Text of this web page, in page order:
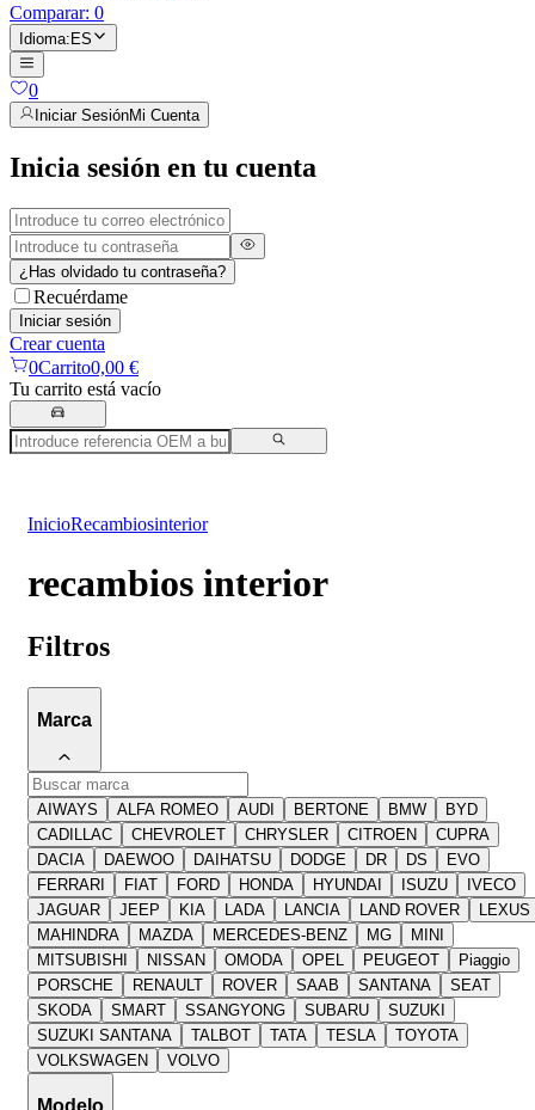
Comparar: 0
Idioma:ES
0
Iniciar SesiónMi Cuenta
Inicia sesión en tu cuenta
¿Has olvidado tu contraseña?
Recuérdame
Iniciar sesión
Crear cuenta
0Carrito0,00 €
Tu carrito está vacío
InicioRecambiosinterior
recambios interior
Filtros
Marca
AIWAYS ALFA ROMEO AUDI BERTONE BMW
BYD
CADILLAC
CHEVROLET CHRYSLER CITROEN
CUPRA
DACIA
DAEWOO DAIHATSU DODGE DR DS
EVO
FERRARI
FIAT FORD HONDA HYUNDAI ISUZU
IVECO
JAGUAR
JEEP KIA LADA LANCIA LAND ROVER
LEXUS
MAHINDRA
MAZDA MERCEDES-BENZ MG
MINI
MITSUBISHI
NISSAN OMODA OPEL PEUGEOT
Piaggio
PORSCHE
RENAULT ROVER SAAB SANTANA
SEAT
SKODA
SMART SSANGYONG SUBARU
SUZUKI
SUZUKI SANTANA
TALBOT TATA TESLA
TOYOTA
VOLKSWAGEN
VOLVO
Modelo